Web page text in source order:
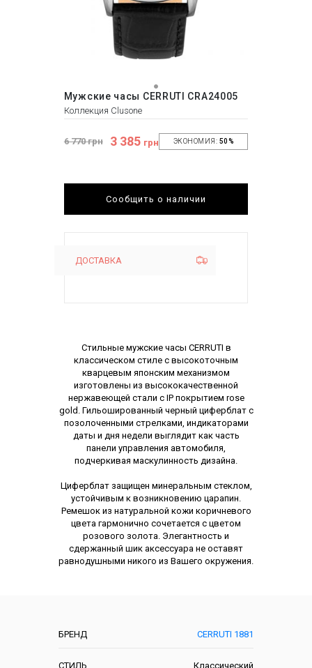
Мужские часы CERRUTI CRA24005
Коллекция Clusone
6 770 грн 3 385 грн ЭКОНОМИЯ: 50%
Сообщить о наличии
ДОСТАВКА
БРЕНД CERRUTI 1881
СТИЛЬ Классический
Описание
Стильные мужские часы CERRUTI в
классическом стиле с высокоточным
кварцевым японским механизмом
изготовлены из высококачественной
нержавеющей стали с IP покрытием rose
gold. Гильошированный черный циферблат с
позолоченными стрелками, индикаторами
даты и дня недели выглядит как часть
панели управления автомобиля,
подчеркивая маскулинность дизайна.
Циферблат защищен минеральным стеклом,
устойчивым к возникновению царапин.
Ремешок из натуральной кожи коричневого
цвета гармонично сочетается с цветом
розового золота. Элегантность и
сдержанный шик аксессуара не оставят
равнодушными никого из Вашего окружения.